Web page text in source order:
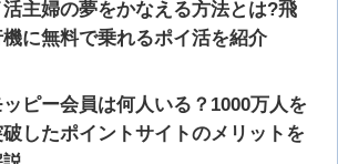
活主婦の夢をかなえる方法とは?飛
機に無料で乗れるポイ活を紹介
ッピー会員は何人いる？1000万人を
破したポイントサイトのメリットを